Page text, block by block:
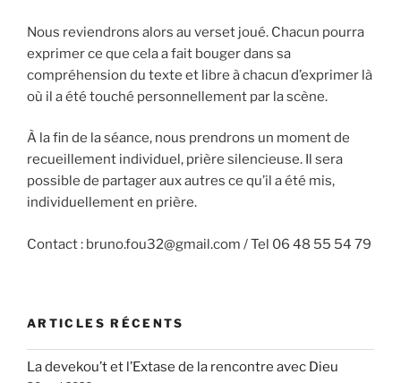
Nous reviendrons alors au verset joué. Chacun pourra
exprimer ce que cela a fait bouger dans sa
compréhension du texte et libre à chacun d’exprimer là
où il a été touché personnellement par la scène.
À la fin de la séance, nous prendrons un moment de
recueillement individuel, prière silencieuse. Il sera
possible de partager aux autres ce qu’il a été mis,
individuellement en prière.
Contact : bruno.fou32@gmail.com / Tel 06 48 55 54 79
ARTICLES RÉCENTS
La devekou’t et l’Extase de la rencontre avec Dieu